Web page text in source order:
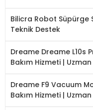
Bilicra Robot Süpürge
Teknik Destek
Dreame Dreame L10s
Bakım Hizmeti |
Dreame F9 Vacuum
Bakım Hizmeti |